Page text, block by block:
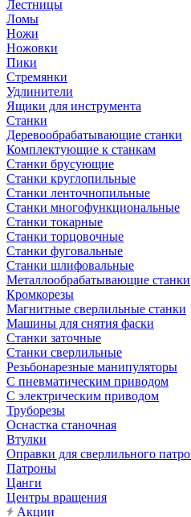
Лестницы
Ломы
Ножи
Ножовки
Пики
Стремянки
Удлинители
Ящики для инструмента
Станки
Деревообрабатывающие станки
Комплектующие к станкам
Станки брусующие
Станки круглопильные
Станки ленточнопильные
Станки многофункциональные
Станки токарные
Станки торцовочные
Станки фуговальные
Станки шлифовальные
Металлообрабатывающие станки
Кромкорезы
Магнитные сверлильные станки
Машины для снятия фаски
Станки заточные
Станки сверлильные
Резьбонарезные манипуляторы
С пневматическим приводом
С электрическим приводом
Труборезы
Оснастка станочная
Втулки
Оправки для сверлильного
Патроны
Цанги
Центры вращения
Акции